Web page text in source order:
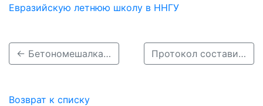
Евразийскую летнюю школу в ННГУ
← Бетономешалка врезалась в легковушку в нижегородском ЖК «Цветы» Протокол составили на въехавшую в толпу людей на Рождественской нижегородку →
Возврат к списку